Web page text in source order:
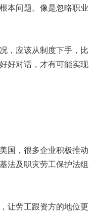
本问题。像是忽略职业
，应该从制度下手，比
好对话，才有可能实现
国，很多企业积极推动
法及职灾劳工保护法组
让劳工跟资方的地位更